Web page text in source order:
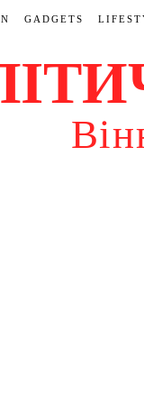
GADGETS